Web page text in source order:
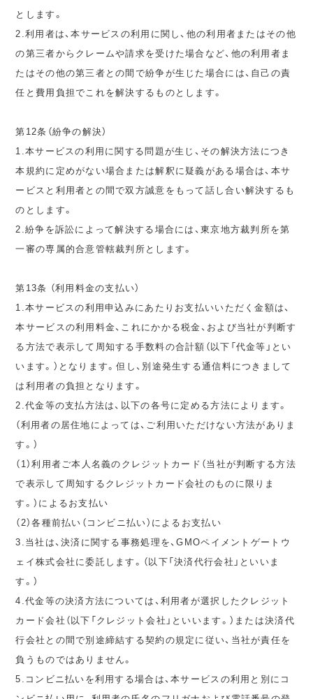
とします。
2.利用者は、本サービスの利用に関し、他の利用者またはその他
の第三者からクレームや請求を受けた場合など、他の利用者ま
たはその他の第三者との間で紛争が生じた場合には、自己の責
任と費用負担でこれを解決するものとします。
第12条（紛争の解決）
1.本サービスの利用に関する問題が生じ、その解決方法につき
本規約に定めがない場合または解釈に疑義がある場合は、本サ
ービスと利用者との間で双方誠意をもって話し合い解決するも
のとします。
2.紛争を訴訟によって解決する場合には、東京地方裁判所を第
一審の専属的合意管轄裁判所とします。
第13条 （利用料金の支払い）
1.本サービスの利用申込みにあたりお支払いいただく金額は、
本サービスの利用料金、これにかかる税金、および当社が判断す
る方法で表示して周知する手数料の合計額（以下「代金等」とい
います。）となります。但し、別途発生する通信料につきまして
は利用者の負担となります。
2.代金等の支払方法は、以下の各号に定める方法によります。
（利用者の居住地によっては、ご利用いただけない方法がありま
す。）
（1）利用者ご本人名義のクレジットカード（当社が判断する方法
で表示して周知するクレジットカード会社のものに限りま
す。）によるお支払い
（2）各種前払い（コンビニ払い）によるお支払い
3.当社は、決済に関する事務処理を、GMOペイメントゲートウ
ェイ株式会社に委託します。（以下「決済代行会社」といいま
す。）
4.代金等の決済方法については、利用者が選択したクレジット
カード会社（以下「クレジット会社」といいます。）または決済代
行会社との間で別途締結する契約の規定に従い、当社が責任を
負うものではありません。
5.コンビニ払いを利用する場合は、本サービスの利用と別にコ